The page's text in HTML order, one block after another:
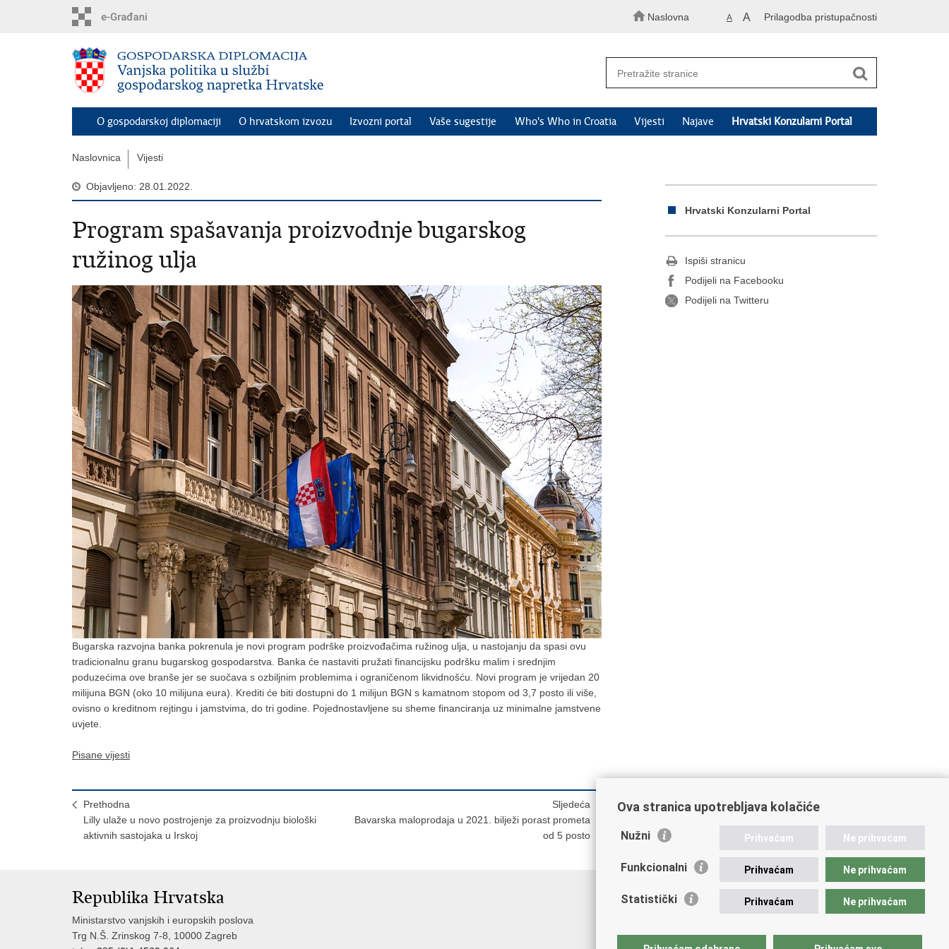
Naslovna A A Prilagodba pristupačnosti
O gospodarskoj diplomaciji O hrvatskom izvozu Izvozni portal Vaše sugestije Who's Who in Croatia Vijesti Najave Hrvatski Konzularni Portal
Naslovnica Vijesti
Objavljeno: 28.01.2022.
Program spašavanja proizvodnje bugarskog
ružinog ulja
Bugarska razvojna banka pokrenula je novi program podrške proizvođačima ružinog ulja, u nastojanju da spasi ovu
tradicionalnu granu bugarskog gospodarstva. Banka će nastaviti pružati financijsku podršku malim i srednjim
poduzećima ove branše jer se suočava s ozbiljnim problemima i ograničenom likvidnošću. Novi program je vrijedan 20
milijuna BGN (oko 10 milijuna eura). Krediti će biti dostupni do 1 milijun BGN s kamatnom stopom od 3,7 posto ili više,
ovisno o kreditnom rejtingu i jamstvima, do tri godine. Pojednostavljene su sheme financiranja uz minimalne jamstvene
uvjete.
Pisane vijesti
Prethodna
Lilly ulaže u novo postrojenje za proizvodnju biološki
aktivnih sastojaka u Irskoj
Sljedeća
Bavarska maloprodaja u 2021. bilježi porast prometa
od 5 posto
Hrvatski Konzularni Portal
Ispiši stranicu
Podijeli na Facebooku
Podijeli na Twitteru
Republika Hrvatska
Ministarstvo vanjskih i europskih poslova
Trg N.Š. Zrinskog 7-8, 10000 Zagreb
Ova stranica upotrebljava kolačiće
Nužni Prihvaćam Ne prihvaćam
Funkcionalni Prihvaćam Ne prihvaćam
Statistički Prihvaćam Ne prihvaćam